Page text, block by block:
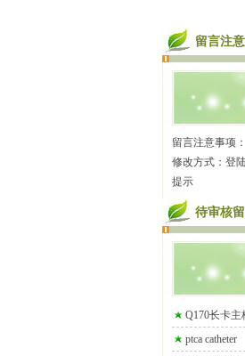
留言注
留言注意事项：
修改方式：登
提示
待审核
Q170长卡主
ptca catheter